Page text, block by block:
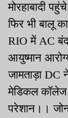
मोरहाबादी
फिर भी बालू
RIO में AC
आयुष्मान
जामताड़ा DC
मेडिकल कॉलेज
परेशान।।